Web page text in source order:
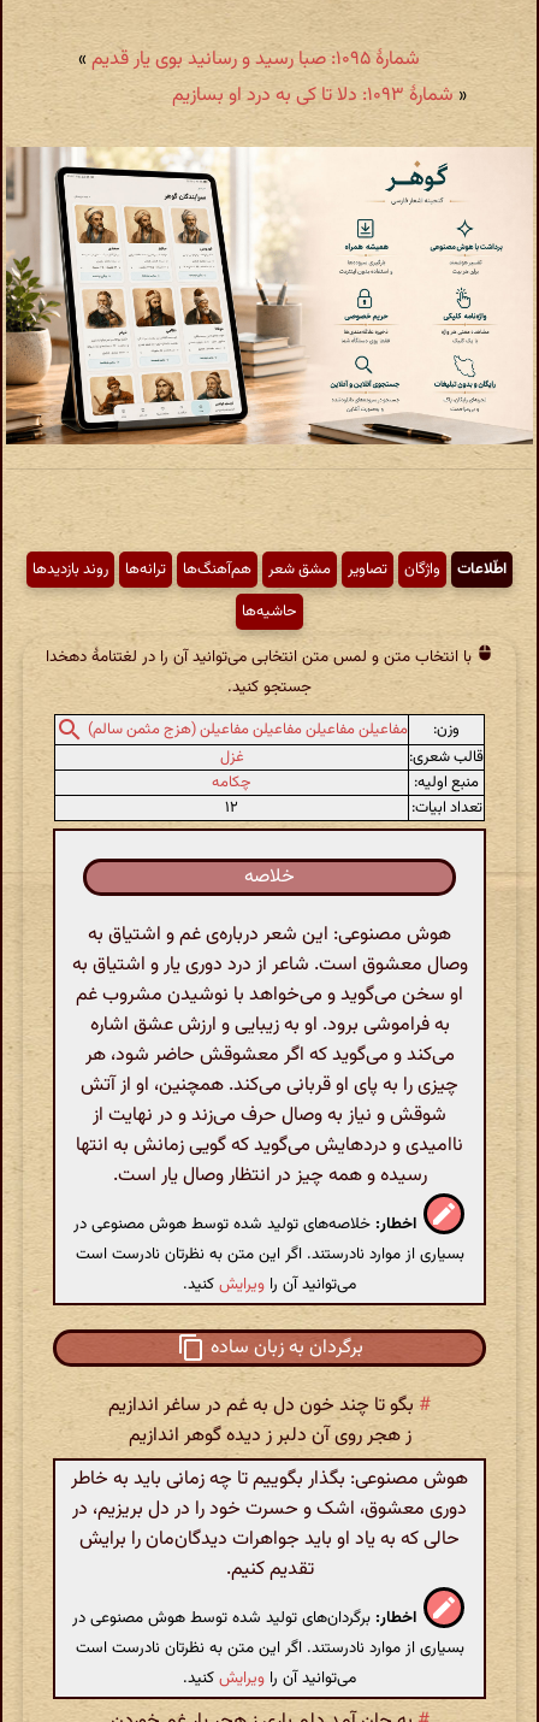
شمارهٔ ۱۰۹۵: صبا رسید و رسانید بوی یار قدیم
»
« شمارهٔ ۱۰۹۳: دلا تا کی به درد او بسازیم
اطّلاعات واژگان تصاویر مشق شعر هم‌آهنگ‌ها ترانه‌ها
روند بازدیدها
حاشیه‌ها
با انتخاب متن و لمس متن انتخابی می‌توانید آن را در لغتنامهٔ دهخدا
جستجو کنید.
وزن:
مفاعیلن مفاعیلن مفاعیلن مفاعیلن (هزج مثمن سالم)
قالب شعری:
غزل
منبع اولیه:
چکامه
تعداد ابیات:
۱۲
خلاصه
هوش مصنوعی: این شعر درباره‌ی غم و اشتیاق به
وصال معشوق است. شاعر از درد دوری یار و اشتیاق به
او سخن می‌گوید و می‌خواهد با نوشیدن مشروب غم
به فراموشی برود. او به زیبایی و ارزش عشق اشاره
می‌کند و می‌گوید که اگر معشوقش حاضر شود، هر
چیزی را به پای او قربانی می‌کند. همچنین، او از آتش
شوقش و نیاز به وصال حرف می‌زند و در نهایت از
ناامیدی و دردهایش می‌گوید که گویی زمانش به انتها
رسیده و همه چیز در انتظار وصال یار است.
اخطار: خلاصه‌های تولید شده توسط هوش مصنوعی در
بسیاری از موارد نادرستند. اگر این متن به نظرتان نادرست است
می‌توانید آن را ویرایشکنید.
برگردان به زبان ساده
# بگو تا چند خون دل به غم در ساغر اندازیم
ز هجر روی آن دلبر ز دیده گوهر اندازیم
هوش مصنوعی: بگذار بگوییم تا چه زمانی باید به خاطر
دوری معشوق، اشک و حسرت خود را در دل بریزیم، در
حالی که به یاد او باید جواهرات دیدگان‌مان را برایش
تقدیم کنیم.
اخطار: برگردان‌های تولید شده توسط هوش مصنوعی در
بسیاری از موارد نادرستند. اگر این متن به نظرتان نادرست است
می‌توانید آن را ویرایشکنید.